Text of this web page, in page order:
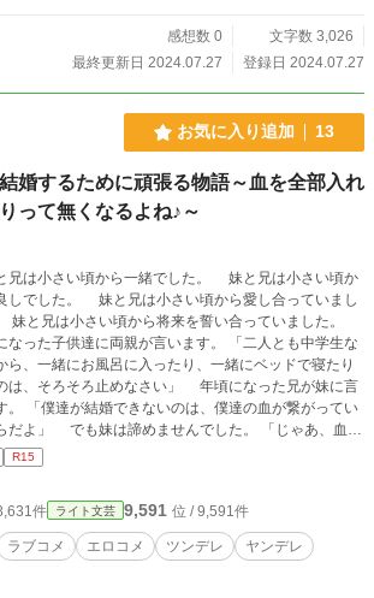
感想数 0
文字数 3,026
最終更新日 2024.07.27
登録日 2024.07.27
お気に入り追加 13
婚するために頑張る物語～血を全部入れ
って無くなるよね♪～
兄は小さい頃から一緒でした。 妹と兄は小さい頃か
しでした。 妹と兄は小さい頃から愛し合っていまし
と兄は小さい頃から将来を誓い合っていました。
た子供達に両親が言います。 「二人とも中学生な
ら、一緒にお風呂に入ったり、一緒にベッドで寝たり
そろそろ止めなさい」 年頃になった兄が妹に言
の血が繋がってい
ませんでした。 「じゃあ、血の
無くしてしまえばいいんだね」 これは妹が兄と結
ために頑張る純愛の物語です。
R15
件 ライト文芸 9,591 位 / 9,591件
ラブコメ エロコメ ツンデレ
ヤンデレ